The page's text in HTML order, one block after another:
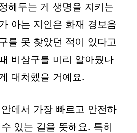
해두는 게 생명을 지키는
아는 지인은 화재 경보음
를 못 찾았던 적이 있다고
비상구를 미리 알아뒀다
대처했을 거예요.
에서 가장 빠르고 안전하
있는 길을 뜻해요. 특히